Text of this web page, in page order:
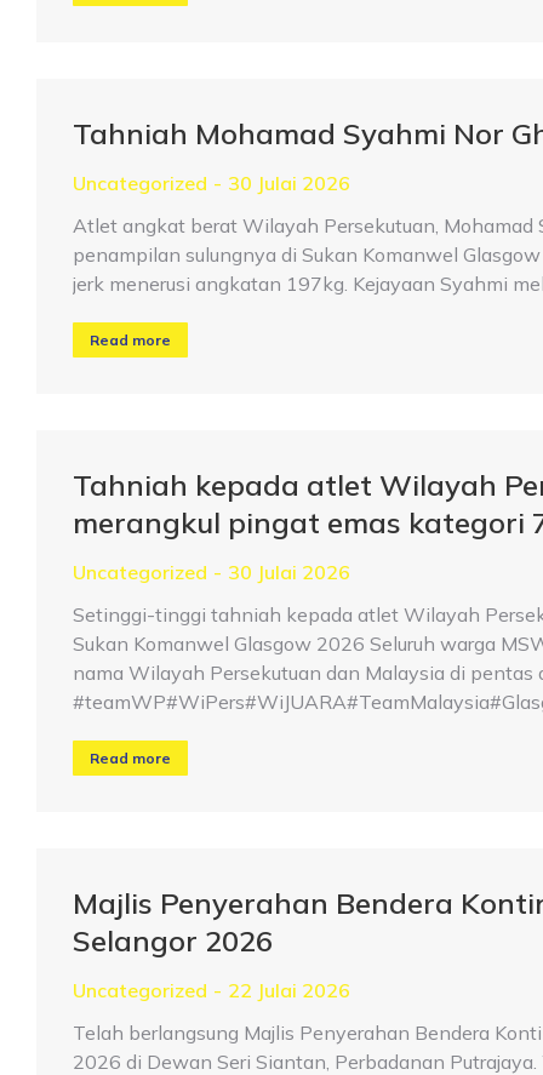
Tahniah Mohamad Syahmi Nor
Uncategorized
30 Julai 2026
Atlet angkat berat Wilayah Persekutuan,
penampilan sulungnya di Sukan Komanwel
jerk menerusi angkatan 197kg. Kejayaan Syahmi
Read more
Tahniah kepada atlet Wilayah
merangkul pingat emas kategori
Uncategorized
30 Julai 2026
Setinggi-tinggi tahniah kepada atlet Wilayah
Sukan Komanwel Glasgow 2026 Seluruh warga
nama Wilayah Persekutuan dan Malaysia di pentas
Read more
Majlis Penyerahan Bendera
Selangor 2026
Uncategorized
22 Julai 2026
Telah berlangsung Majlis Penyerahan Bendera
2026 di Dewan Seri Siantan, Perbadanan Putrajaya.